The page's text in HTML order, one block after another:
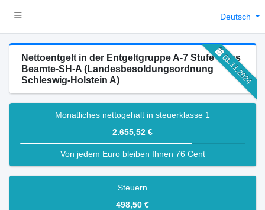
Deutsch
01.11.2024
Nettoentgelt in der Entgeltgruppe A-7 Stufe 7 des
Beamte-SH-A (Landesbesoldungsordnung
Schleswig-Holstein A)
Monatliches nettogehalt in steuerklasse 1
2.655,52 €
Von jedem Euro bleiben Ihnen 76 Cent
Steuern
498,50 €